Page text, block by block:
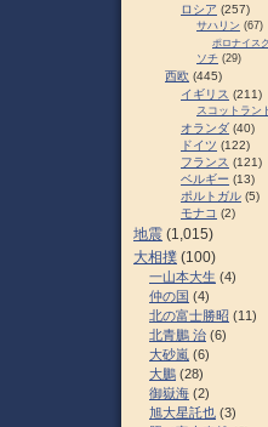
ロシア (257)
サハリン (67)
ポロナイスク
ソチ (29)
西欧 (445)
イギリス (211)
スコットラン
オランダ (40)
ドイツ (122)
フランス (121)
ベルギー (13)
ポルトガル (5)
モナコ (2)
地震 (1,015)
大相撲 (100)
一山本大生 (4)
仲の国 (4)
北の富士勝昭 (11)
北青鵬 治 (6)
大砂嵐 (6)
大鵬 (28)
御嶽海 (2)
旭大星託也 (3)